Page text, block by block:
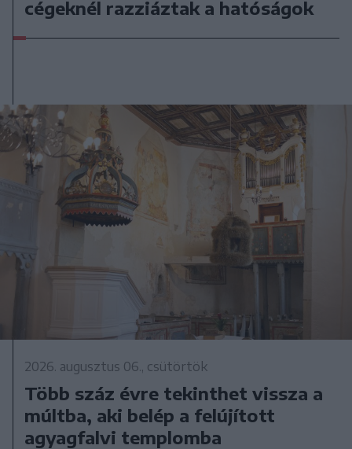
cégeknél razziáztak a hatóságok
2026. augusztus 06., csütörtök
Több száz évre tekinthet vissza a
múltba, aki belép a felújított
agyagfalvi templomba